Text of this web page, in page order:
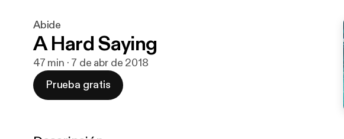
Abide
A Hard Saying
47 min · 7 de abr de 2018
Prueba gratis